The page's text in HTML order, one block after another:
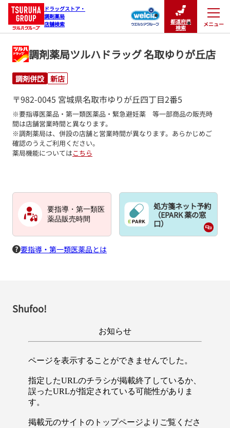
ドラッグストア・
調剤薬局
店舗検索
都道府県
検索
メニュー
閉じる
調剤薬局ツルハドラッグ 名取ゆりが丘店
調剤併設 新店
〒982-0045 宮城県名取市ゆりが丘四丁目2番5
※要指導医薬品・第一類医薬品・緊急避妊薬　等一部商品の販売時
間は店舗営業時間と異なります。
※調剤薬局は、併設の店舗と営業時間が異なります。あらかじめご
確認のうえご利用ください。
薬局機能についてはこちら
要指導・第一類医
薬品販売時間
処方箋ネット予約
（EPARK 薬の窓
口）
要指導・第一類医薬品とは
Shufoo!